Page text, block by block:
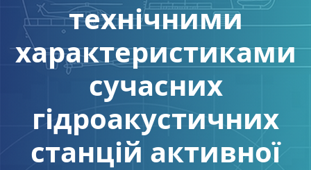
технічними
характеристиками
сучасних
гідроакустичних
станцій активної